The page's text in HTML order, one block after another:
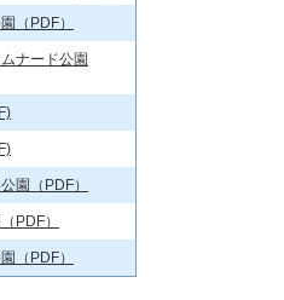
（PDF）
ナード公園
園（PDF）
PDF）
（PDF）